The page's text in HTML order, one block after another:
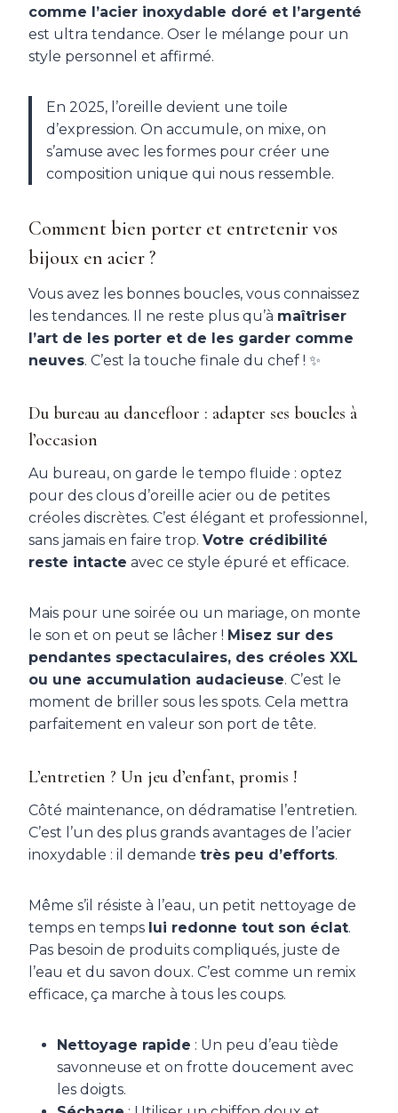
comme l’acier inoxydable doré et l’argenté
est ultra tendance. Oser le mélange pour un
style personnel et affirmé.
En 2025, l’oreille devient une toile
d’expression. On accumule, on mixe, on
s’amuse avec les formes pour créer une
composition unique qui nous ressemble.
Comment bien porter et entretenir vos
bijoux en acier ?
Vous avez les bonnes boucles, vous connaissez
les tendances. Il ne reste plus qu’à maîtriser
l’art de les porter et de les garder comme
neuves. C’est la touche finale du chef ! ✨
Du bureau au dancefloor : adapter ses boucles à
l’occasion
Au bureau, on garde le tempo fluide : optez
pour des clous d’oreille acier ou de petites
créoles discrètes. C’est élégant et professionnel,
sans jamais en faire trop. Votre crédibilité
reste intacte avec ce style épuré et efficace.
Mais pour une soirée ou un mariage, on monte
le son et on peut se lâcher ! Misez sur des
pendantes spectaculaires, des créoles XXL
ou une accumulation audacieuse. C’est le
moment de briller sous les spots. Cela mettra
parfaitement en valeur son port de tête.
L’entretien ? Un jeu d’enfant, promis !
Côté maintenance, on dédramatise l’entretien.
C’est l’un des plus grands avantages de l’acier
inoxydable : il demande très peu d’efforts.
Même s’il résiste à l’eau, un petit nettoyage de
temps en temps lui redonne tout son éclat.
Pas besoin de produits compliqués, juste de
l’eau et du savon doux. C’est comme un remix
efficace, ça marche à tous les coups.
Nettoyage rapide : Un peu d’eau tiède
savonneuse et on frotte doucement avec
les doigts.